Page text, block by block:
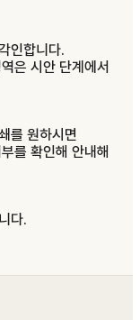
인합니다.
은 시안 단계에서
를 원하시면
를 확인해 안내해
다.